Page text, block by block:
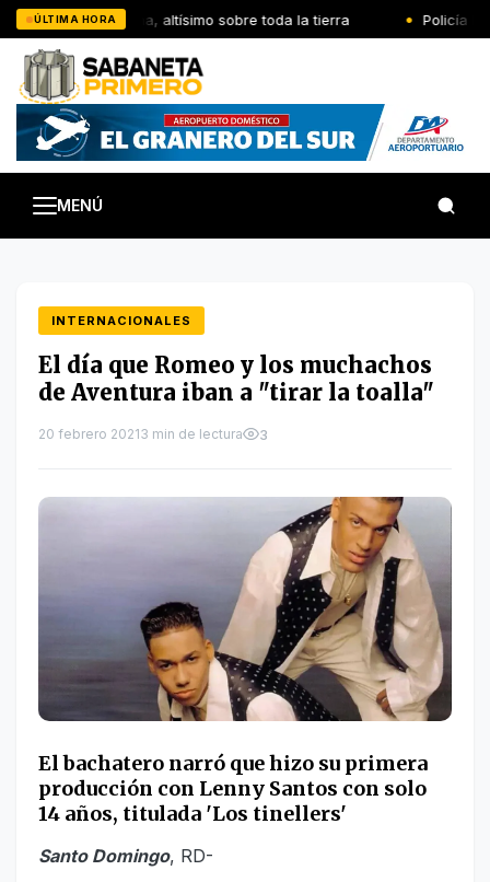
Saltar
al
contenido
ÚLTIMA HORA
El Señor reina, altísimo sobre toda la tierra Policía
MENÚ
INTERNACIONALES
El día que Romeo y los muchachos
de Aventura iban a "tirar la toalla"
20 febrero 20213 min de lectura 3
El bachatero narró que hizo su primera
producción con Lenny Santos con solo
14 años, titulada 'Los tinellers'
Santo Domingo, RD-